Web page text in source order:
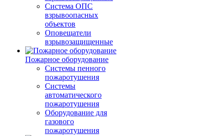
Система ОПС
взрывоопасных
объектов
Оповещатели
взрывозащищенные
Пожарное оборудование
Системы пенного
пожаротушения
Системы
автоматического
пожаротушения
Оборудование для
газового
пожаротушения